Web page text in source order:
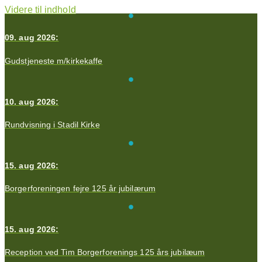
Videre til indhold
09. aug 2026:
Gudstjeneste m/kirkekaffe
10. aug 2026:
Rundvisning i Stadil Kirke
15. aug 2026:
Borgerforeningen fejre 125 år jubilærum
15. aug 2026:
Reception ved Tim Borgerforenings 125 års jubilæum